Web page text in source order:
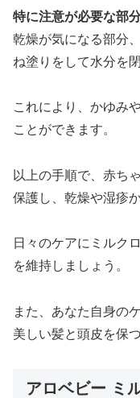
特に注意が必要な部
乾燥が気になる部分
ね塗りをして水分を
これにより、かゆみ
ことができます。
以上の手順で、赤ち
保護し、乾燥や湿疹
日々のケアにミルク
を維持しましょう。
また、あなた自身の
美しい髪と頭皮を保
アロベビー ミ